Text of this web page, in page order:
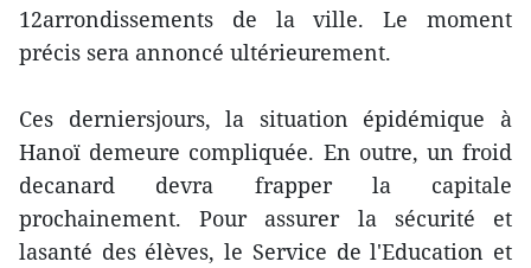
12arrondissements de la ville. Le moment
précis sera annoncé ultérieurement.
Ces derniersjours, la situation épidémique à
Hanoï demeure compliquée. En outre, un froid
decanard devra frapper la capitale
prochainement. Pour assurer la sécurité et
lasanté des élèves, le Service de l'Education et